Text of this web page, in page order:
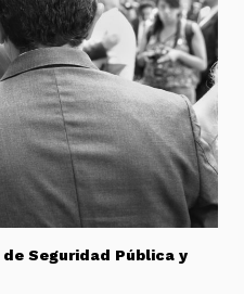
Seguridad Pública y